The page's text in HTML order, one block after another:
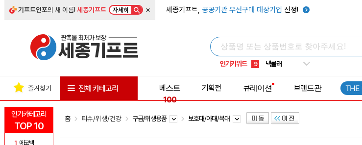
기프트인포의 새 이름!세종기프트 자세히 × 세종기프트, 공공기관 우선구매 대상기업 선정!
인기키워드
6 우산
9 넥쿨러
10 타포린가방
인기카테고리
TOP 10
1 에코백
즐겨찾기 전체 카테고리
베스트
100
기획전 큐레이션 브랜드관 THE
홈 티슈/위생/건강 구급/위생용품 보호대/아대/복대